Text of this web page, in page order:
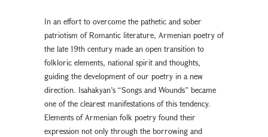
In an effort to overcome the pathetic and sober
patriotism of Romantic literature, Armenian poetry of
the late 19th century made an open transition to
folkloric elements, national spirit and thoughts,
guiding the development of our poetry in a new
direction. Isahakyan’s “Songs and Wounds” became
one of the clearest manifestations of this tendency.
Elements of Armenian folk poetry found their
expression not only through the borrowing and